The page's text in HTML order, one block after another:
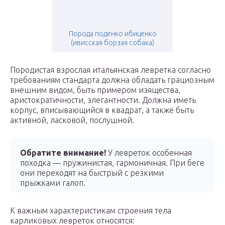
Порода поденко ибиценко
(ивисская борзая собака)
Породистая взрослая итальянская левретка согласно
требованиям стандарта должна обладать грациозным
внешним видом, быть примером изящества,
аристократичности, элегантности. Должна иметь
корпус, вписывающийся в квадрат, а также быть
активной, ласковой, послушной.
Обратите внимание! У левреток особенная
походка — пружинистая, гармоничная. При беге
они переходят на быстрый с резкими
прыжками галоп.
К важным характеристикам строения тела
карликовых левреток относятся: